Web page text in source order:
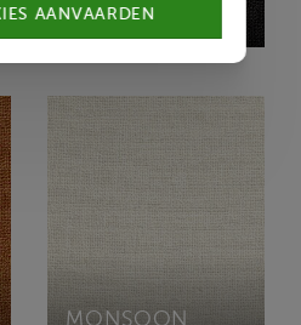
E8/MAGNET
MONSOON
AANVAARDEN